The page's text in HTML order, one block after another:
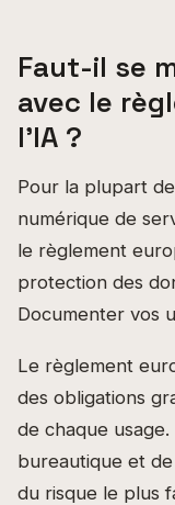
Faut-il se
avec le
l'IA ?
Pour la plupart
numérique de
le règlement
protection des
Documenter vos
Le règlement
des obligations
de chaque
bureautique et
du risque le plus